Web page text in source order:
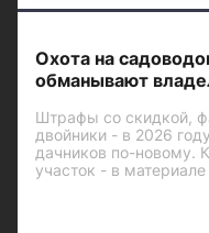
Охота на
обманывают
Штрафы со скидкой,
двойники - в 2026
дачников по-новому.
участок - в